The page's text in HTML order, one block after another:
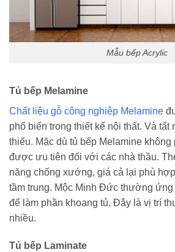
Mẫu bếp Acrylic
Tủ bếp Melamine
Chất liệu gỗ công nghiệp Melamine
phổ biến trong thiết kế nội thất. Và tất
thiếu. Mặc dù tủ bếp Melamine không
được ưu tiên đối với các nhà thầu.
năng chống xướng, giá cả lại phù
tầm trung. Mộc Minh Đức thường
để làm phần khoang tủ. Đây là vị trí
nhiều.
Tủ bếp Laminate